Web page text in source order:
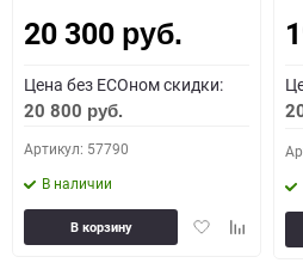
20 300 руб.
Цена без ECOном скидки:
20 800 руб.
Артикул: 57790
В наличии
ДобавитьДобавить
В корзину